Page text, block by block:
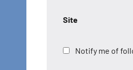
Site
Notify me of